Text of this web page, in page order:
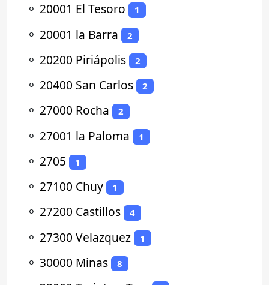
⚬ 20001 El Tesoro 1
⚬ 20001 la Barra 2
⚬ 20200 Piriápolis 2
⚬ 20400 San Carlos 2
⚬ 27000 Rocha 2
⚬ 27001 la Paloma 1
⚬ 2705 1
⚬ 27100 Chuy 1
⚬ 27200 Castillos 4
⚬ 27300 Velazquez 1
⚬ 30000 Minas 8